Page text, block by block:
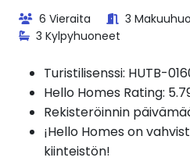
6 Vieraita 3
3 Kylpyhuoneet
Turistilisenssi: HUTB-
Hello Homes Rating:
Rekisteröinnin
¡Hello Homes on
kiinteistön!